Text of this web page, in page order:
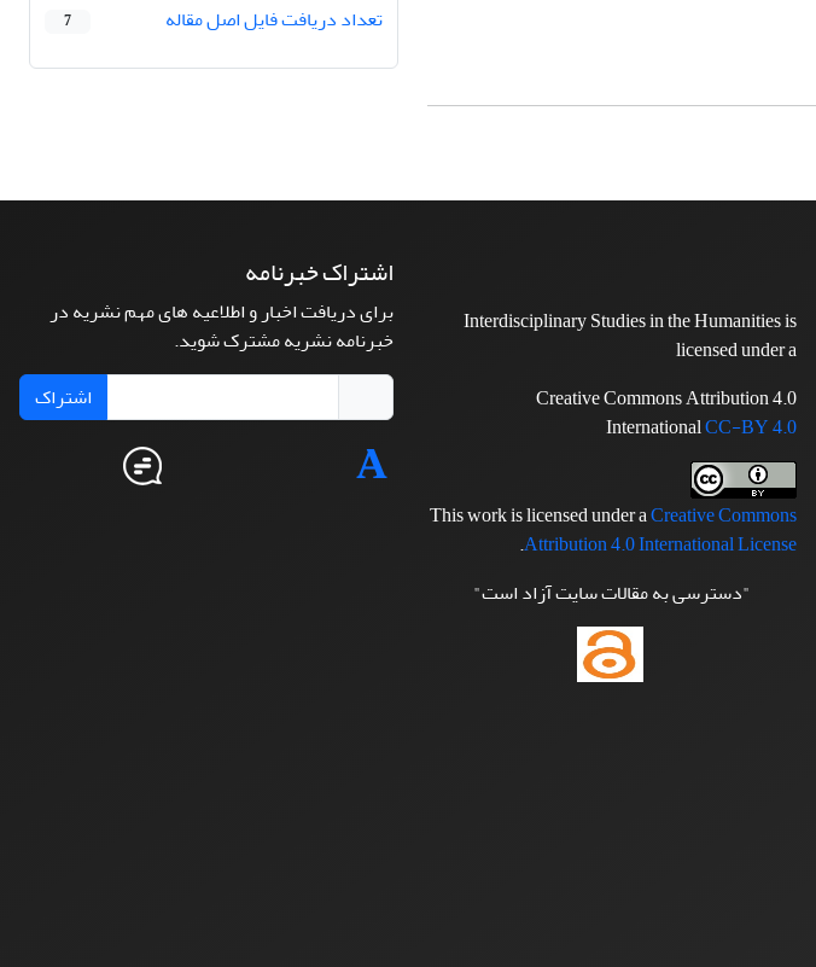
تعداد دریافت فایل اصل مقاله 7
Interdisciplinary Studies in the Humanities is
licensed under a
Creative Commons Attribution 4.0
InternationalCC-BY 4.0
This work is licensed under aCreative Commons
Attribution 4.0 International License
.
"دسترسی به مقالات سایت آزاد است"
اشتراک خبرنامه
برای دریافت اخبار و اطلاعیه های مهم نشریه در
خبرنامه نشریه مشترک شوید.
اشتراک